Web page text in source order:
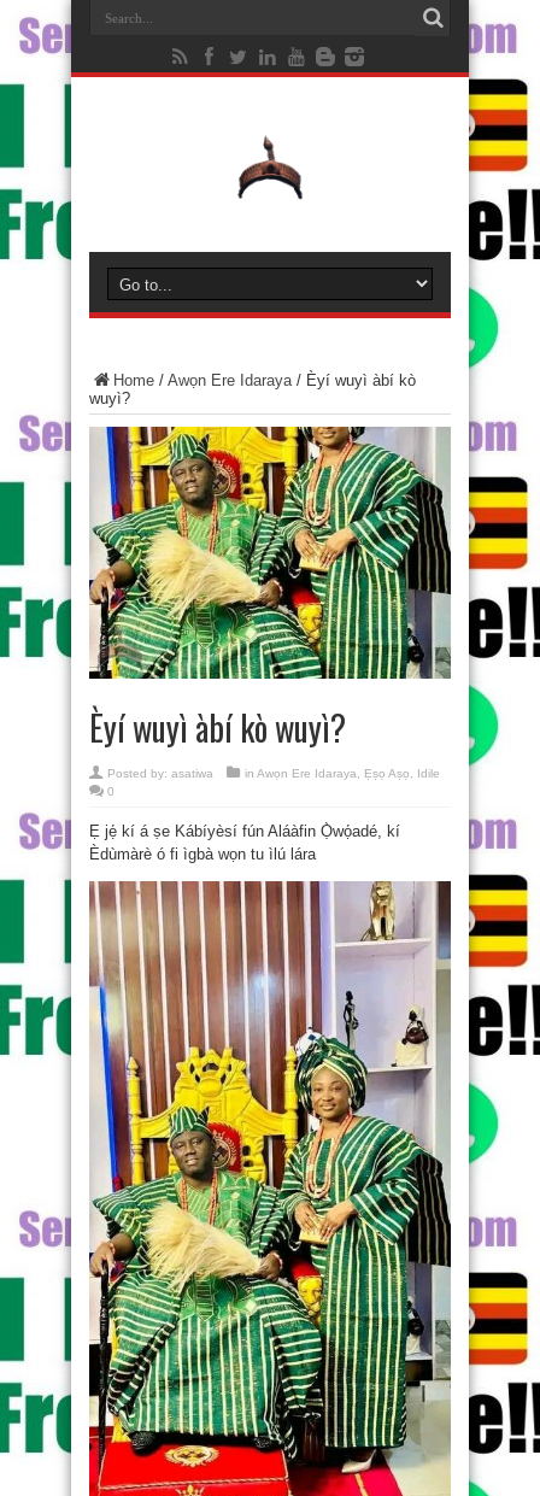
Home / Awọn Ere Idaraya/ Èyí wuyì àbí kò
wuyì?
Èyí wuyì àbí kò wuyì?
Posted by: asatiwa in Awọn Ere Idaraya, Ẹṣọ Aṣọ, Idile
0
Ẹ jẹ́ kí á ṣe Kábíyèsí fún Aláàfin Ọ̀wọ́adé, kí
Èdùmàrè ó fi ìgbà wọn tu ìlú lára